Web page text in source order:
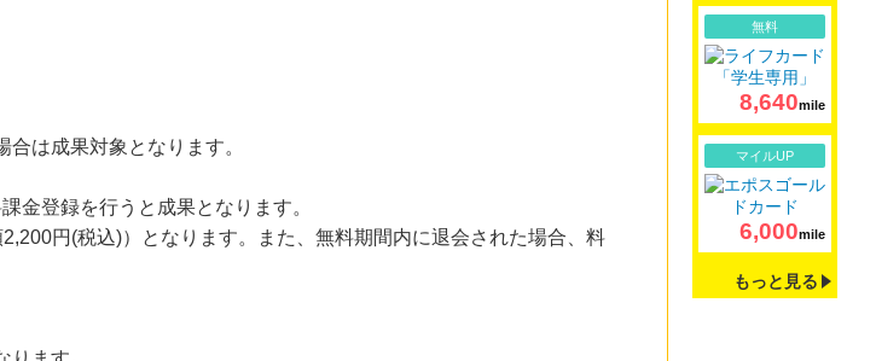
は成果対象となります。
金登録を行うと成果となります。
円(税込)）となります。また、無料期間内に退会された場合、料
無料
8,640mile
マイルUP
6,000mile
もっと見る